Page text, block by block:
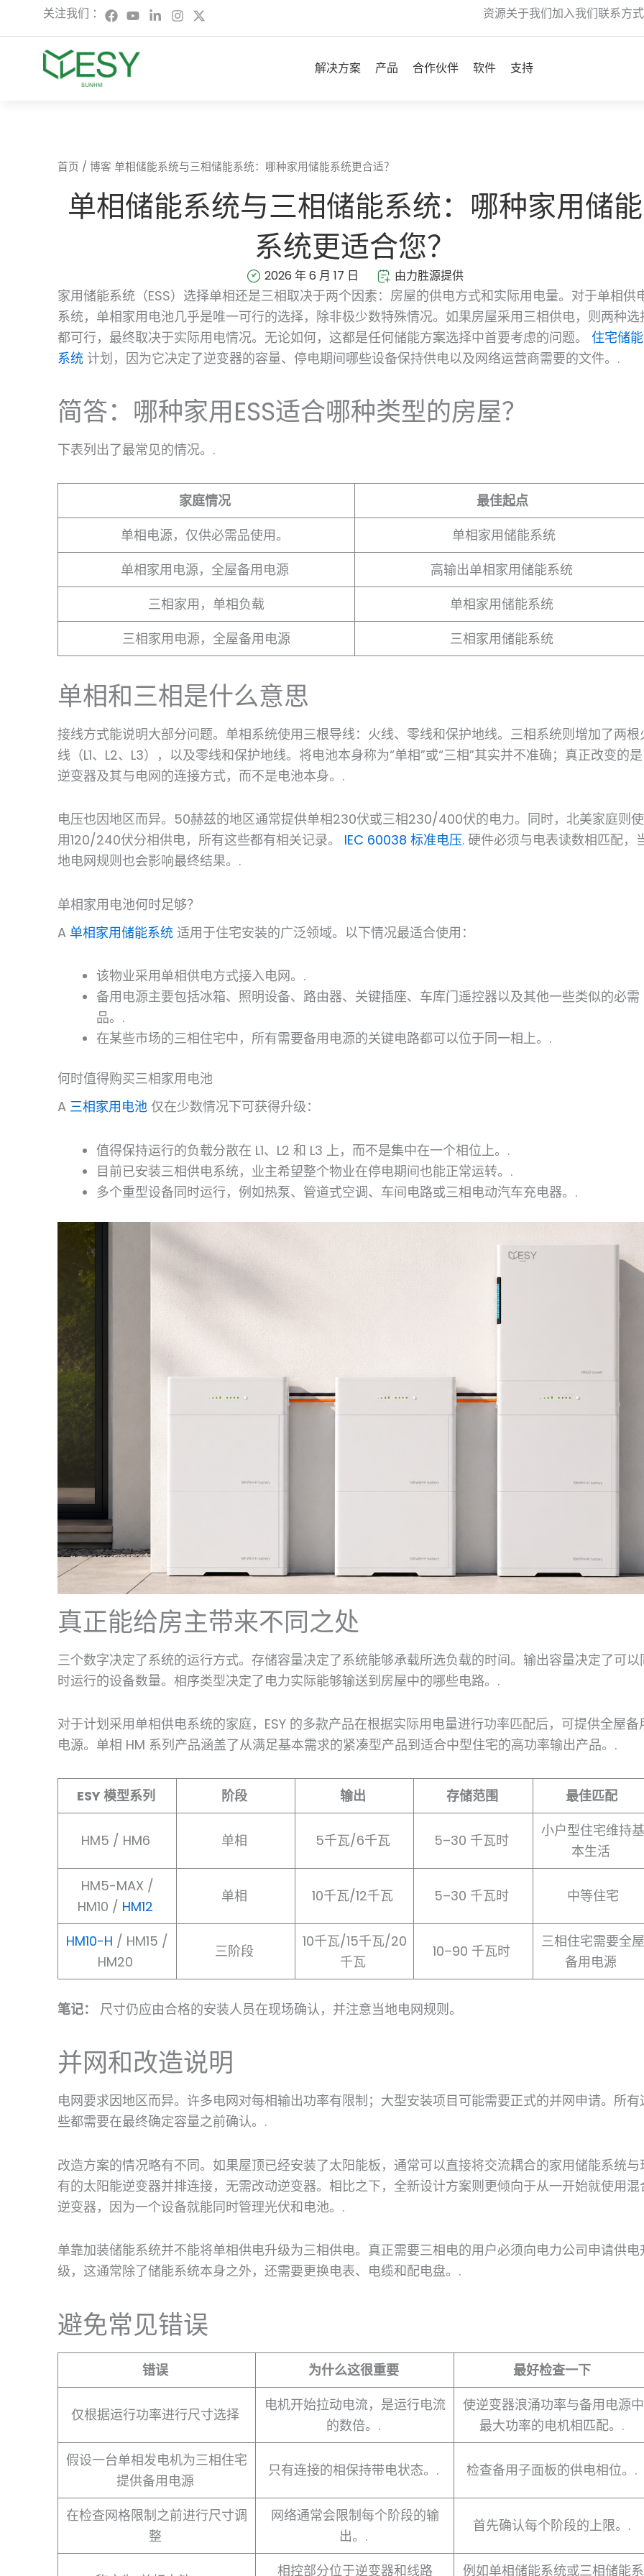
关注我们 ： 在
F
a
c
e
b
Y
o
u
t
u
L
i
n
I
n
s
X
-
t
资源关于我们加入我们联系方式
解决方案 开放 Solutions
产品 开放 Products
合作伙伴 开放 Partners
软件 开放 Software
支持
首页 / 博客 单相储能系统与三相储能系统：哪种家用储能系统更合适？
单相储能系统与三相储能系统：哪种家用储能
系统更适合您？
2026 年 6 月 17 日 由力胜源提供
家用储能系统（ESS）选择单相还是三相取决于两个因素：房屋的供电方式和实际用电量。对于单相供
系统，单相家用电池几乎是唯一可行的选择，除非极少数特殊情况。如果房屋采用三相供电，则两种选
都可行，最终取决于实际用电情况。无论如何，这都是任何储能方案选择中首要考虑的问题。 住宅储能
系统 计划，因为它决定了逆变器的容量、停电期间哪些设备保持供电以及网络运营商需要的文件。.
简答：哪种家用ESS适合哪种类型的房屋？
下表列出了最常见的情况。.
家庭情况
最佳起点
单相电源，仅供必需品使用。
单相家用储能系统
单相家用电源，全屋备用电源
高输出单相家用储能系统
三相家用，单相负载
单相家用储能系统
三相家用电源，全屋备用电源
三相家用储能系统
单相和三相是什么意思
接线方式能说明大部分问题。单相系统使用三根导线：火线、零线和保护地线。三相系统则增加了两根
线（L1、L2、L3），以及零线和保护地线。将电池本身称为“单相”或“三相”其实并不准确；真正改变的是
逆变器及其与电网的连接方式，而不是电池本身。.
电压也因地区而异。50赫兹的地区通常提供单相230伏或三相230/400伏的电力。同时，北美家庭则使
用120/240伏分相供电，所有这些都有相关记录。 IEC 60038 标准电压. 硬件必须与电表读数相匹配，
地电网规则也会影响最终结果。.
单相家用电池何时足够？
A 单相家用储能系统 适用于住宅安装的广泛领域。以下情况最适合使用：
该物业采用单相供电方式接入电网。.
备用电源主要包括冰箱、照明设备、路由器、关键插座、车库门遥控器以及其他一些类似的必需
品。.
在某些市场的三相住宅中，所有需要备用电源的关键电路都可以位于同一相上。.
何时值得购买三相家用电池
A 三相家用电池 仅在少数情况下可获得升级：
值得保持运行的负载分散在 L1、L2 和 L3 上，而不是集中在一个相位上。.
目前已安装三相供电系统，业主希望整个物业在停电期间也能正常运转。.
多个重型设备同时运行，例如热泵、管道式空调、车间电路或三相电动汽车充电器。.
真正能给房主带来不同之处
三个数字决定了系统的运行方式。存储容量决定了系统能够承载所选负载的时间。输出容量决定了可以
时运行的设备数量。相序类型决定了电力实际能够输送到房屋中的哪些电路。.
对于计划采用单相供电系统的家庭，ESY 的多款产品在根据实际用电量进行功率匹配后，可提供全屋备
电源。单相 HM 系列产品涵盖了从满足基本需求的紧凑型产品到适合中型住宅的高功率输出产品。.
ESY 模型系列 阶段 输出 存储范围 最佳匹配
HM5 / HM6 单相 5千瓦/6千瓦 5–30 千瓦时
小户型住宅维持基
本生活
HM5-MAX /
HM10 / HM12
单相 10千瓦/12千瓦 5–30 千瓦时 中等住宅
HM10-H / HM15 /
HM20
三阶段
10千瓦/15千瓦/20
千瓦
10–90 千瓦时
三相住宅需要全屋
备用电源
笔记： 尺寸仍应由合格的安装人员在现场确认，并注意当地电网规则。
并网和改造说明
电网要求因地区而异。许多电网对每相输出功率有限制；大型安装项目可能需要正式的并网申请。所有
些都需要在最终确定容量之前确认。.
改造方案的情况略有不同。如果屋顶已经安装了太阳能板，通常可以直接将交流耦合的家用储能系统与
有的太阳能逆变器并排连接，无需改动逆变器。相比之下，全新设计方案则更倾向于从一开始就使用混
逆变器，因为一个设备就能同时管理光伏和电池。.
单靠加装储能系统并不能将单相供电升级为三相供电。真正需要三相电的用户必须向电力公司申请供电
级，这通常除了储能系统本身之外，还需要更换电表、电缆和配电盘。.
避免常见错误
错误 为什么这很重要 最好检查一下
仅根据运行功率进行尺寸选择
电机开始拉动电流，是运行电流
的数倍。.
使逆变器浪涌功率与备用电源中
最大功率的电机相匹配。.
假设一台单相发电机为三相住宅
提供备用电源
只有连接的相保持带电状态。. 检查备用子面板的供电相位。.
在检查网格限制之前进行尺寸调
整
网络通常会限制每个阶段的输
出。.
首先确认每个阶段的上限。.
相控部分位于逆变器和线路 例如单相储能系统或三相储能系